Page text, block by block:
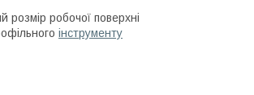
робочої поверхні
інструменту